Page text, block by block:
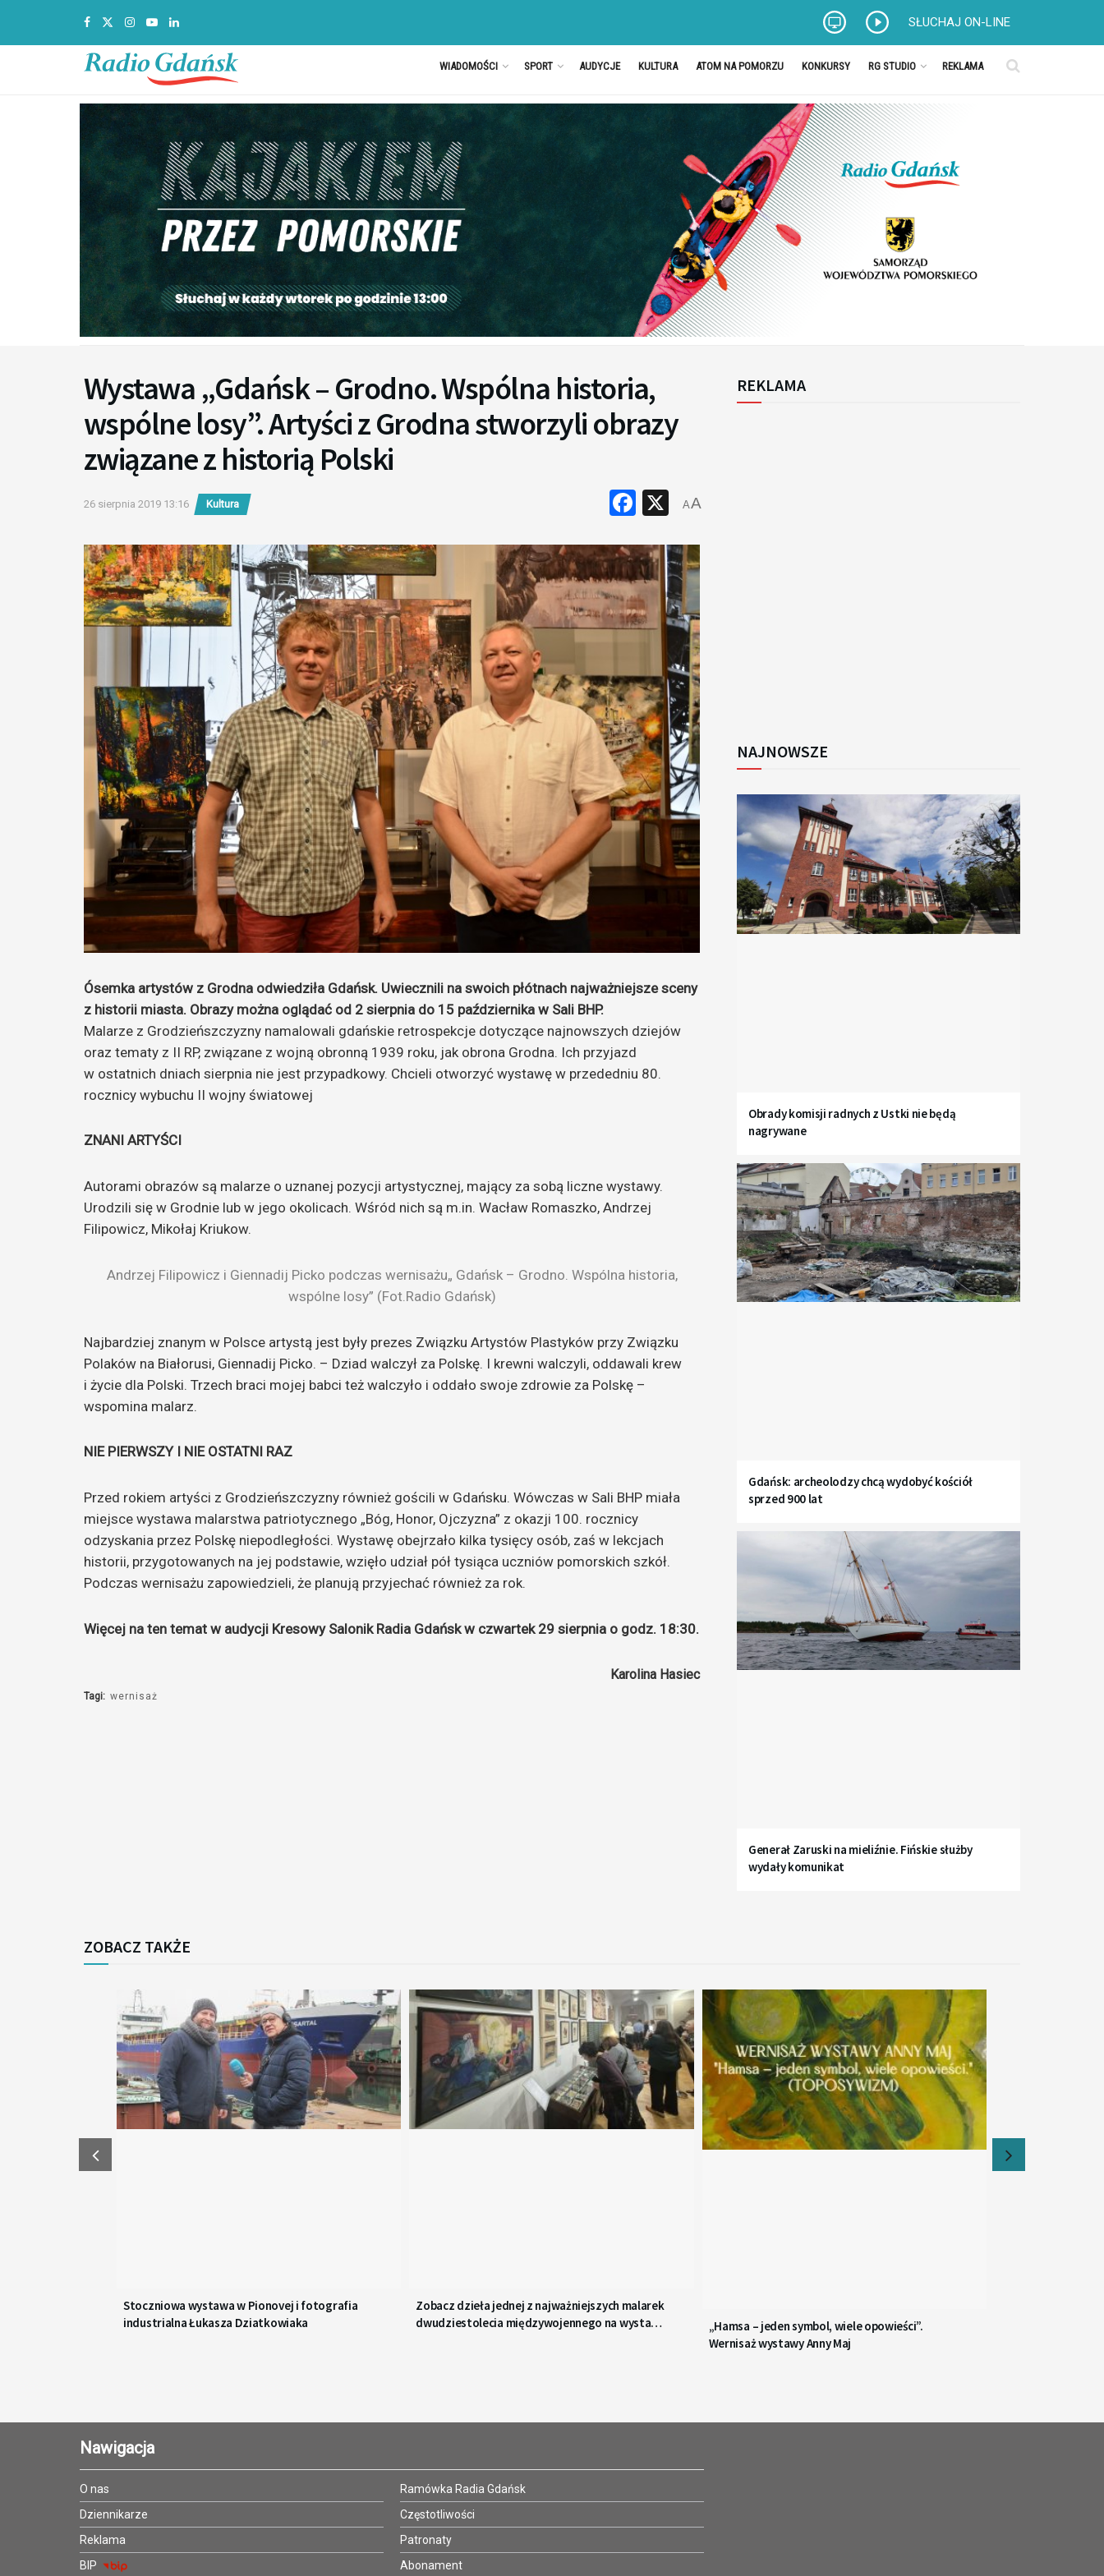
SŁUCHAJ ON-LINE
WIADOMOŚCI SPORT AUDYCJE KULTURA ATOM NA POMORZU KONKURSY RG STUDIO REKLAMA
Wystawa „Gdańsk – Grodno. Wspólna historia,
wspólne losy”. Artyści z Grodna stworzyli obrazy
związane z historią Polski
26 sierpnia 2019 13:16 Kultura Facebook
X
AA
Ósemka artystów z Grodna odwiedziła Gdańsk. Uwiecznili na swoich płótnach najważniejsze sceny
z historii miasta. Obrazy można oglądać od 2 sierpnia do 15 października w Sali BHP.
Malarze z Grodzieńszczyzny namalowali gdańskie retrospekcje dotyczące najnowszych dziejów
oraz tematy z II RP, związane z wojną obronną 1939 roku, jak obrona Grodna. Ich przyjazd
w ostatnich dniach sierpnia nie jest przypadkowy. Chcieli otworzyć wystawę w przededniu 80.
rocznicy wybuchu II wojny światowej
ZNANI ARTYŚCI
Autorami obrazów są malarze o uznanej pozycji artystycznej, mający za sobą liczne wystawy.
Urodzili się w Grodnie lub w jego okolicach. Wśród nich są m.in. Wacław Romaszko, Andrzej
Filipowicz, Mikołaj Kriukow.
Andrzej Filipowicz i Giennadij Picko podczas wernisażu„ Gdańsk – Grodno. Wspólna historia,
wspólne losy” (Fot.Radio Gdańsk)
Najbardziej znanym w Polsce artystą jest były prezes Związku Artystów Plastyków przy Związku
Polaków na Białorusi, Giennadij Picko. – Dziad walczył za Polskę. I krewni walczyli, oddawali krew
i życie dla Polski. Trzech braci mojej babci też walczyło i oddało swoje zdrowie za Polskę –
wspomina malarz.
NIE PIERWSZY I NIE OSTATNI RAZ
Przed rokiem artyści z Grodzieńszczyzny również gościli w Gdańsku. Wówczas w Sali BHP miała
miejsce wystawa malarstwa patriotycznego „Bóg, Honor, Ojczyzna” z okazji 100. rocznicy
odzyskania przez Polskę niepodległości. Wystawę obejrzało kilka tysięcy osób, zaś w lekcjach
historii, przygotowanych na jej podstawie, wzięło udział pół tysiąca uczniów pomorskich szkół.
Podczas wernisażu zapowiedzieli, że planują przyjechać również za rok.
Więcej na ten temat w audycji Kresowy Salonik Radia Gdańsk w czwartek 29 sierpnia o godz. 18:30.
Karolina Hasiec
Tagi: wernisaż
REKLAMA
NAJNOWSZE
Obrady komisji radnych z Ustki nie będą
nagrywane
Gdańsk: archeolodzy chcą wydobyć kościół
sprzed 900 lat
Generał Zaruski na mieliźnie. Fińskie służby
wydały komunikat
ZOBACZ TAKŻE
Stoczniowa wystawa w Pionovej i fotografia
industrialna Łukasza Dziatkowiaka
Zobacz dzieła jednej z najważniejszych malarek
dwudziestolecia międzywojennego na wystawie
„Hamsa – jeden symbol, wiele opowieści”.
Wernisaż wystawy Anny Maj
Nawigacja
O nas
Dziennikarze
Reklama
BIP
Ramówka Radia Gdańsk
Częstotliwości
Patronaty
Abonament